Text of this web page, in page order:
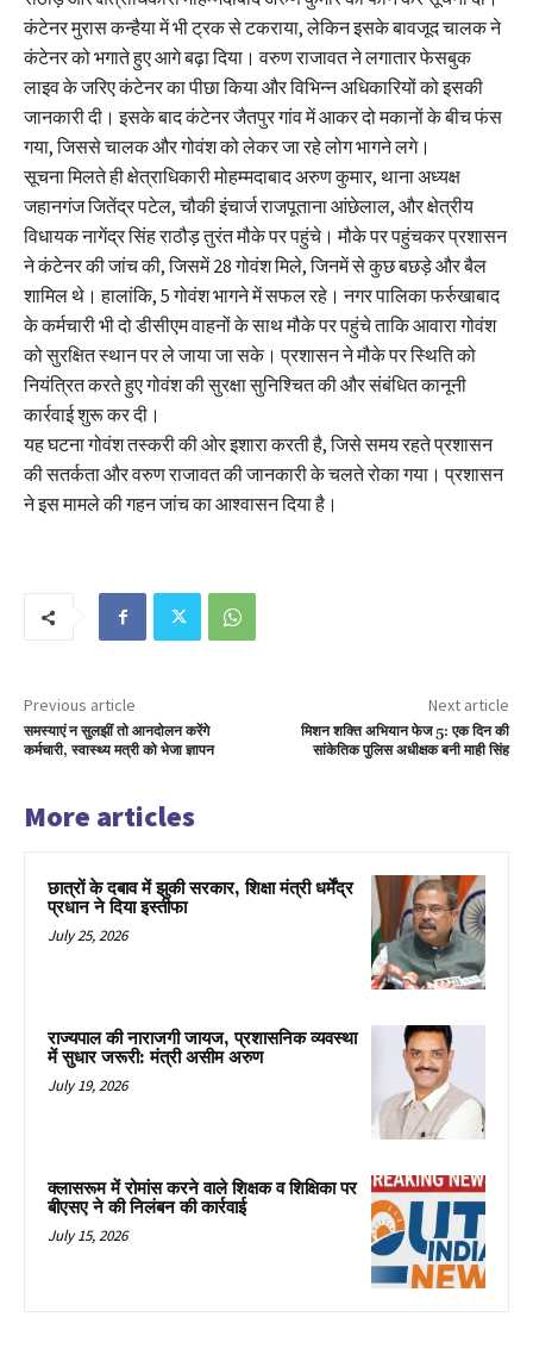
कंटेनर मुरास कन्हैया में भी ट्रक से टकराया, लेकिन इसके बावजूद चालक ने
कंटेनर को भगाते हुए आगे बढ़ा दिया। वरुण राजावत ने लगातार फेसबुक
लाइव के जरिए कंटेनर का पीछा किया और विभिन्न अधिकारियों को इसकी
जानकारी दी। इसके बाद कंटेनर जैतपुर गांव में आकर दो मकानों के बीच फंस
गया, जिससे चालक और गोवंश को लेकर जा रहे लोग भागने लगे।
सूचना मिलते ही क्षेत्राधिकारी मोहम्मदाबाद अरुण कुमार, थाना अध्यक्ष
जहानगंज जितेंद्र पटेल, चौकी इंचार्ज राजपूताना आंछेलाल, और क्षेत्रीय
विधायक नागेंद्र सिंह राठौड़ तुरंत मौके पर पहुंचे। मौके पर पहुंचकर प्रशासन
ने कंटेनर की जांच की, जिसमें 28 गोवंश मिले, जिनमें से कुछ बछड़े और बैल
शामिल थे। हालांकि, 5 गोवंश भागने में सफल रहे। नगर पालिका फर्रुखाबाद
के कर्मचारी भी दो डीसीएम वाहनों के साथ मौके पर पहुंचे ताकि आवारा गोवंश
को सुरक्षित स्थान पर ले जाया जा सके। प्रशासन ने मौके पर स्थिति को
नियंत्रित करते हुए गोवंश की सुरक्षा सुनिश्चित की और संबंधित कानूनी
कार्रवाई शुरू कर दी।
यह घटना गोवंश तस्करी की ओर इशारा करती है, जिसे समय रहते प्रशासन
की सतर्कता और वरुण राजावत की जानकारी के चलते रोका गया। प्रशासन
ने इस मामले की गहन जांच का आश्वासन दिया है।
Previous article
समस्याएं न सुलझीं तो आनदोलन करेंगे
कर्मचारी, स्वास्थ्य मत्री को भेजा ज्ञापन
Next article
मिशन शक्ति अभियान फेज 5: एक दिन की
सांकेतिक पुलिस अधीक्षक बनी माही सिंह
More articles
छात्रों के दबाव में झुकी सरकार, शिक्षा मंत्री धर्मेंद्र
प्रधान ने दिया इस्तीफा
July 25, 2026
राज्यपाल की नाराजगी जायज, प्रशासनिक व्यवस्था
में सुधार जरूरी: मंत्री असीम अरुण
July 19, 2026
क्लासरूम में रोमांस करने वाले शिक्षक व शिक्षिका पर
बीएसए ने की निलंबन की कार्रवाई
July 15, 2026